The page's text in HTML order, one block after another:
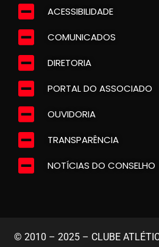
ACESSIBILIDADE
COMUNICADOS
DIRETORIA
PORTAL DO ASSOCIADO
OUVIDORIA
TRANSPARÊNCIA
NOTÍCIAS DO CONSELHO
© 2010 – 2025 – CLUBE